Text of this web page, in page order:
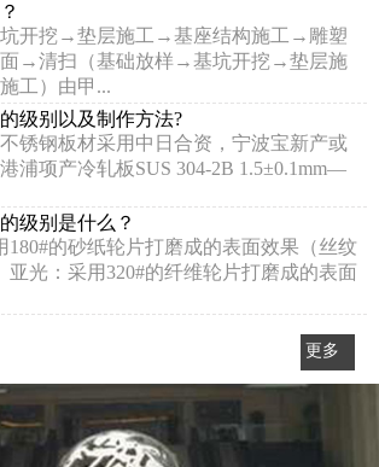
开挖→垫层施工→基座结构施工→雕塑
→清扫（基础放样→基坑开挖→垫层施
工）由甲...
级别以及制作方法?
锈钢板材采用中日合资，宁波宝新产或
浦项产冷轧板SUS 304-2B 1.5±0.1mm—
级别是什么？
180#的砂纸轮片打磨成的表面效果（丝纹
亚光：采用320#的纤维轮片打磨成的表面
更多
>>